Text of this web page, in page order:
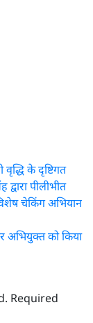
के दृष्टिगत
पीलीभीत
चेकिंग अभियान
अभियुक्त को किया
Required